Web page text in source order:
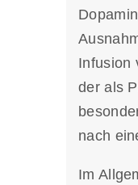
Infusion
der als
nach
Im